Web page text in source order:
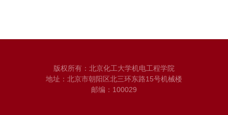
版权所有：北京化工大学机电工程学院
地址：北京市朝阳区北三环东路15号机械楼
邮编：100029